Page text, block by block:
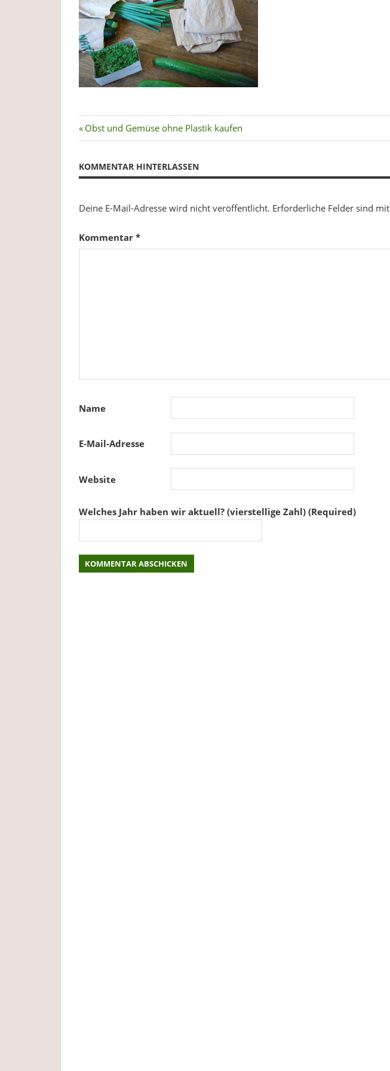
Plastikverzicht,
Gesundheit
&
Ernährung.
Beitragsnavigation
Vorheriger
Beitrag:
Obst und Gemüse ohne Plastik kaufen
KOMMENTAR HINTERLASSEN
Deine E-Mail-Adresse wird nicht veröffentlicht. Erforderliche Felder sind mit
Kommentar *
Name
E-Mail-Adresse
Website
Welches Jahr haben wir aktuell? (vierstellige Zahl) (Required)